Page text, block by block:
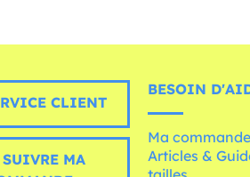
CLIENT
SUIVRE MA
BESOIN
Ma commande
Articles &